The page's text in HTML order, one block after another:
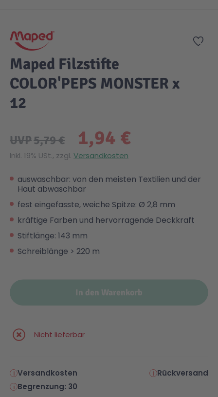
Zur
Maped Filzstifte
COLOR'PEPS MONSTER x
12
1,94 €
UVP5,79 €
Inkl. 19% USt., zzgl. Versandkosten
auswaschbar: von den meisten Textilien und der
Haut abwaschbar
fest eingefasste, weiche Spitze: Ø 2,8 mm
kräftige Farben und hervorragende Deckkraft
Stiftlänge: 143 mm
Schreiblänge > 220 m
In den Warenkorb
Nicht lieferbar
Versandkosten
Rückversand
Begrenzung: 30